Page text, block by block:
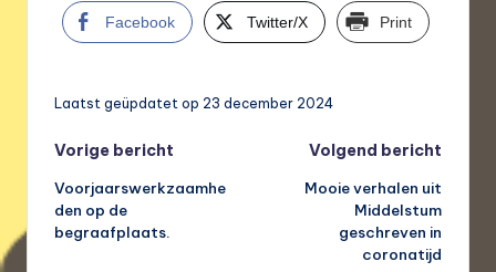
Facebook Twitter/X Print
Laatst geüpdatet op 23 december 2024
Bericht
navigatie
Vorige bericht
Voorjaarswerkzaamhe
den op de
begraafplaats.
Volgend bericht
Mooie verhalen uit
Middelstum
geschreven in
coronatijd